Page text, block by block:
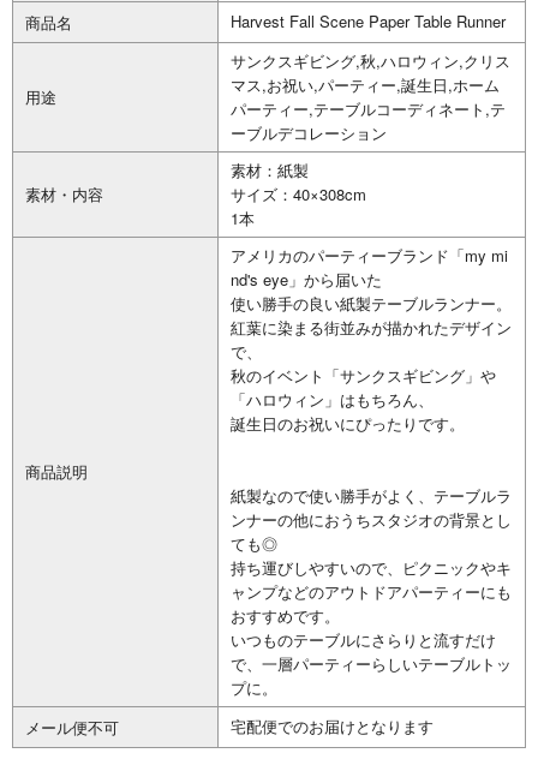
商品名
Harvest Fall Scene Paper Table Runner
用途
サンクスギビング,秋,ハロウィン,クリス
マス,お祝い,パーティー,誕生日,ホーム
パーティー,テーブルコーディネート,テ
ーブルデコレーション
素材・内容
素材：紙製
サイズ：40×308cm
1本
商品説明
アメリカのパーティーブランド「my mi
nd's eye」から届いた
使い勝手の良い紙製テーブルランナー。
紅葉に染まる街並みが描かれたデザイン
で、
秋のイベント「サンクスギビング」や
「ハロウィン」はもちろん、
誕生日のお祝いにぴったりです。
紙製なので使い勝手がよく、テーブルラ
ンナーの他におうちスタジオの背景とし
ても◎
持ち運びしやすいので、ピクニックやキ
ャンプなどのアウトドアパーティーにも
おすすめです。
いつものテーブルにさらりと流すだけ
で、一層パーティーらしいテーブルトッ
プに。
メール便不可
宅配便でのお届けとなります